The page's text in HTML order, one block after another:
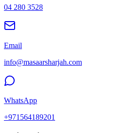
04 280 3528
Email
info@masaarsharjah.com
WhatsApp
+971564189201